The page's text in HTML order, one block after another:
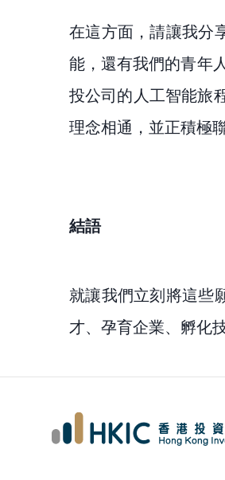
在這方面，請讓我分
能，還有我們的青年
投公司的人工智能旅
理念相通，並正積極
結語
就讓我們立刻將這些
才、孕育企業、孵化